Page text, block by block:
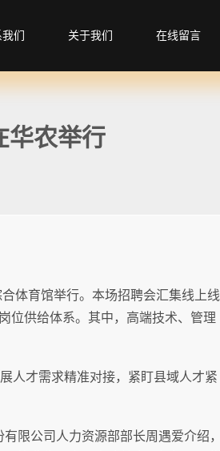
们 关于我们 在线留言
华农举行
体育馆举行。本场招聘会汇集线上线
位供给体系。其中，高端技术、管理
人才需求精准对接，紧盯县域人才紧
限公司人力资源部部长周遇爱介绍，